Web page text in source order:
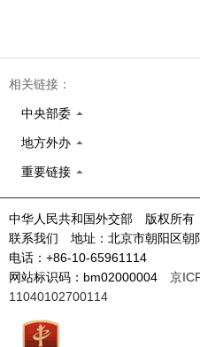
相关链接：
中央部委
地方外办
重要链接
中华人民共和国外交部 版权所有
联系我们 地址：北京市朝阳区
电话：+86-10-65961114
网站标识码：bm02000004 京
11040102700114